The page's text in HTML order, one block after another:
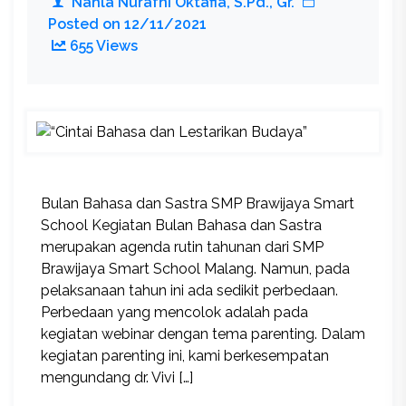
Posted on 12/11/2021
655 Views
Bulan Bahasa dan Sastra SMP Brawijaya Smart
School Kegiatan Bulan Bahasa dan Sastra
merupakan agenda rutin tahunan dari SMP
Brawijaya Smart School Malang. Namun, pada
pelaksanaan tahun ini ada sedikit perbedaan.
Perbedaan yang mencolok adalah pada
kegiatan webinar dengan tema parenting. Dalam
kegiatan parenting ini, kami berkesempatan
mengundang dr. Vivi […]